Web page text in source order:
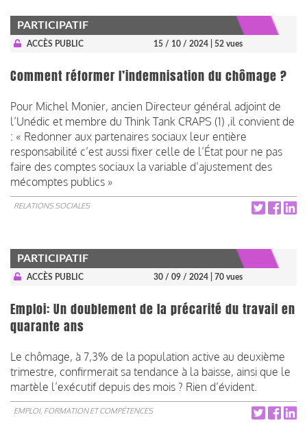
PARTICIPATIF
ACCÈS PUBLIC 15 / 10 / 2024 | 52 vues
Comment réformer l’indemnisation du chômage ?
Pour Michel Monier, ancien Directeur général adjoint de
l’Unédic et membre du Think Tank CRAPS (1) ,il convient de
: « Redonner aux partenaires sociaux leur entière
responsabilité c’est aussi fixer celle de l’État pour ne pas
faire des comptes sociaux la variable d’ajustement des
mécomptes publics »
RELATIONS SOCIALES
PARTICIPATIF
ACCÈS PUBLIC 30 / 09 / 2024 | 70 vues
Emploi: Un doublement de la précarité du travail en
quarante ans
Le chômage, à 7,3% de la population active au deuxième
trimestre, confirmerait sa tendance à la baisse, ainsi que le
martèle l’exécutif depuis des mois ? Rien d’évident.
EMPLOI, FORMATION ET COMPÉTENCES